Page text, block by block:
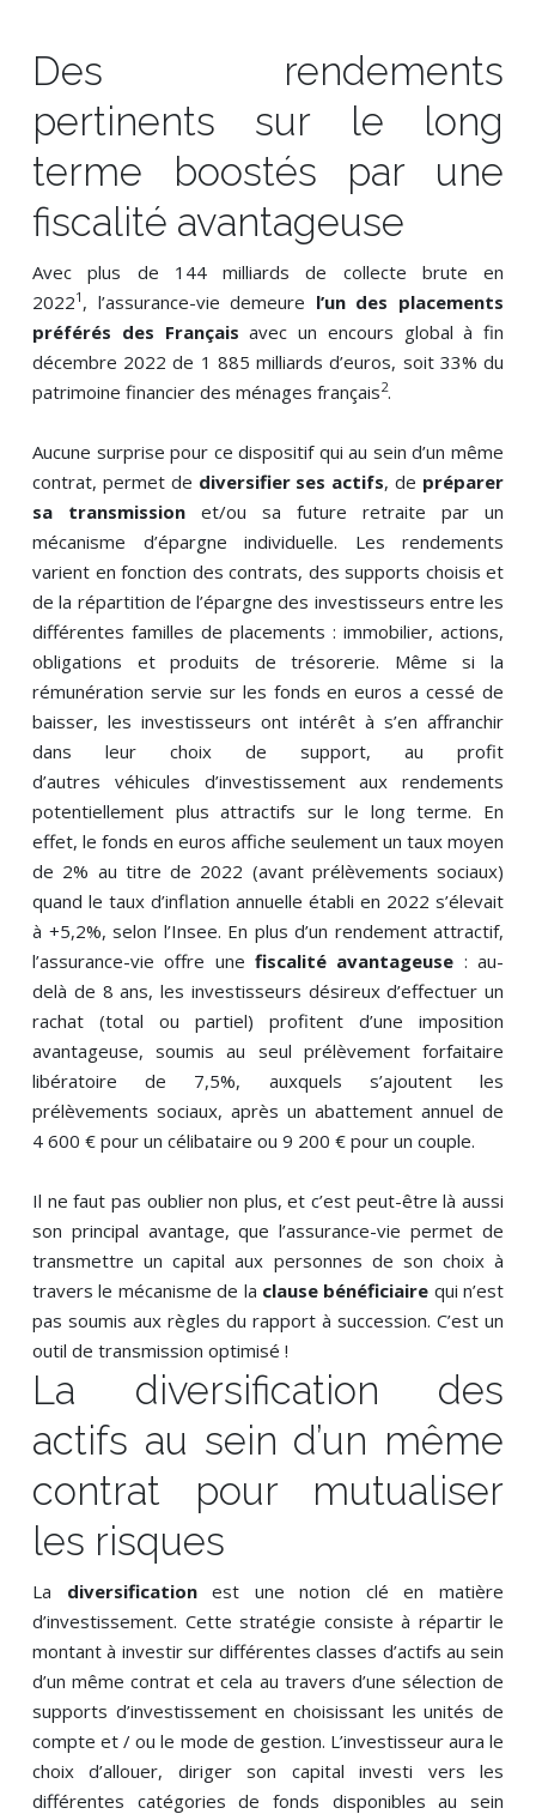
Des rendements
pertinents sur le long
terme boostés par une
fiscalité avantageuse
Avec plus de 144 milliards de collecte brute en
20221 , l’assurance-vie demeure l’un des placements
préférés des Français avec un encours global à fin
décembre 2022 de 1 885 milliards d’euros, soit 33% du
patrimoine financier des ménages français2.
Aucune surprise pour ce dispositif qui au sein d’un même
contrat, permet de diversifier ses actifs, de préparer
sa transmission et/ou sa future retraite par un
mécanisme d’épargne individuelle. Les rendements
varient en fonction des contrats, des supports choisis et
de la répartition de l’épargne des investisseurs entre les
différentes familles de placements : immobilier, actions,
obligations et produits de trésorerie. Même si la
rémunération servie sur les fonds en euros a cessé de
baisser, les investisseurs ont intérêt à s’en affranchir
dans leur choix de support, au profit
d’autres véhicules d’investissement aux rendements
potentiellement plus attractifs sur le long terme. En
effet, le fonds en euros affiche seulement un taux moyen
de 2% au titre de 2022 (avant prélèvements sociaux)
quand le taux d’inflation annuelle établi en 2022 s’élevait
à +5,2%, selon l’Insee. En plus d’un rendement attractif,
l’assurance-vie offre une fiscalité avantageuse : au-
delà de 8 ans, les investisseurs désireux d’effectuer un
rachat (total ou partiel) profitent d’une imposition
avantageuse, soumis au seul prélèvement forfaitaire
libératoire de 7,5%, auxquels s’ajoutent les
prélèvements sociaux, après un abattement annuel de
4 600 € pour un célibataire ou 9 200 € pour un couple.
Il ne faut pas oublier non plus, et c’est peut-être là aussi
son principal avantage, que l’assurance-vie permet de
transmettre un capital aux personnes de son choix à
travers le mécanisme de la clause bénéficiaire qui n’est
pas soumis aux règles du rapport à succession. C’est un
outil de transmission optimisé !
La diversification des
actifs au sein d’un même
contrat pour mutualiser
les risques
La diversificationest une notion clé en matière
d’investissement. Cette stratégie consiste à répartir le
montant à investir sur différentes classes d’actifs au sein
d’un même contrat et cela au travers d’une sélection de
supports d’investissement en choisissant les unités de
compte et / ou le mode de gestion. L’investisseur aura le
choix d’allouer, diriger son capital investi vers les
différentes catégories de fonds disponibles au sein